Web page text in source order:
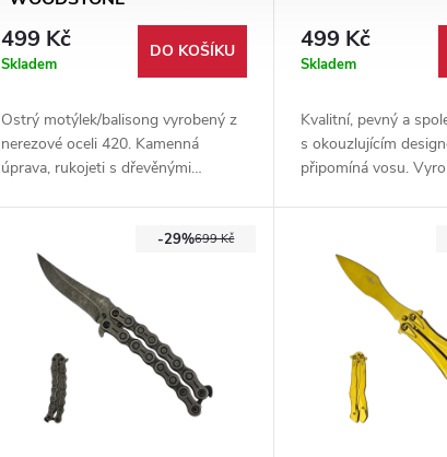
499 Kč
Skladem
DO KOŠÍKU
Ostrý motýlek/balisong vyrobený z
nerezové oceli 420. Kamenná
úprava, rukojeti s dřevěnými
499 Kč
Skladem
Kvalitní, pevný a
s okouzlujícím
připomíná vosu.
699 Kč
-29%